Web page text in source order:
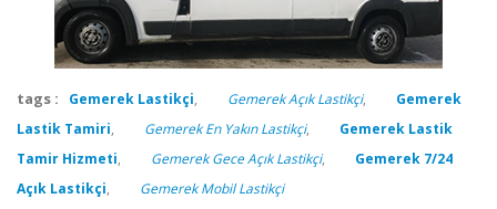
tags : Gemerek Lastikçi, Gemerek Açık Lastikçi, Gemerek
Lastik Tamiri, Gemerek En Yakın Lastikçi, Gemerek Lastik
Tamir Hizmeti, Gemerek Gece Açık Lastikçi, Gemerek 7/24
Açık Lastikçi, Gemerek Mobil Lastikçi